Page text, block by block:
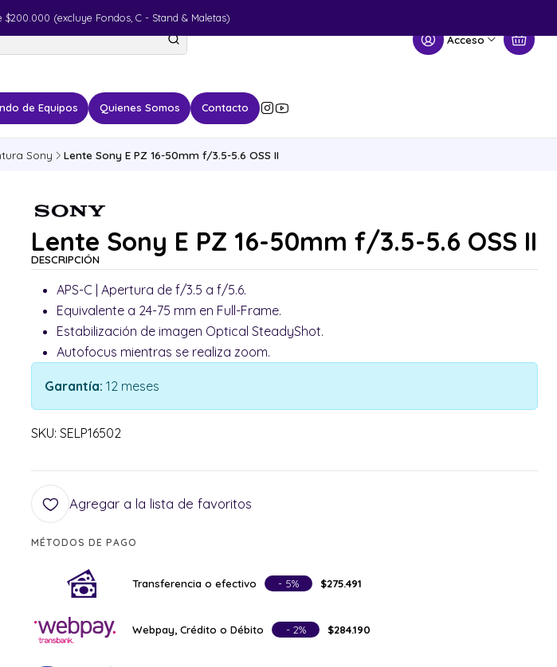
Acceso
de Equipos Quienes Somos Contacto
(excluye Fondos, C - Stand & Maletas)
Sony Lente Sony E PZ 16-50mm f/3.5-5.6 OSS II
Lente Sony E PZ 16-50mm f/3.5-5.6 OSS II
DESCRIPCIÓN
APS-C | Apertura de f/3.5 a f/5.6.
Equivalente a 24-75 mm en Full-Frame.
Estabilización de imagen Optical SteadyShot.
Autofocus mientras se realiza zoom.
Garantía: 12 meses
SKU: SELP16502
Agregar a la lista de favoritos
MÉTODOS DE PAGO
Transferencia o efectivo - 5% $275.491
Webpay, Crédito o Débito - 2% $284.190